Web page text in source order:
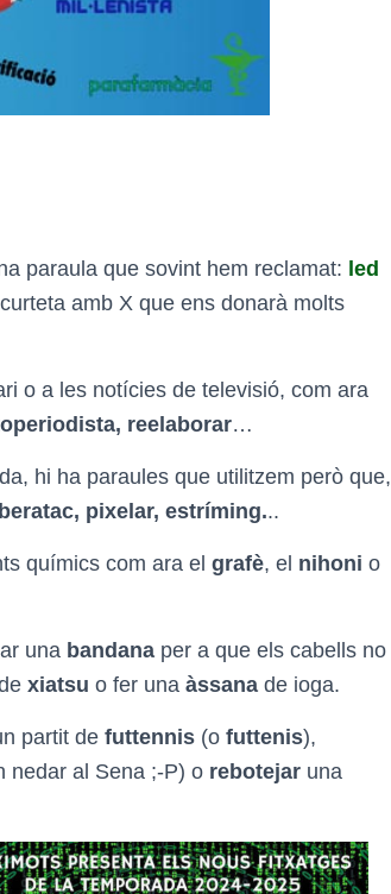
paraula que sovint hem reclamat: led
amb X que ens donarà molts
o a les notícies de televisió, com ara
reelaborar…
hi ha paraules que utilitzem però que,
pixelar, estríming...
químics com ara el grafè, el nihoni o
una bandana per a que els cabells no
xiatsu o fer una àssana de ioga.
partit de futtennis (o futtenis),
nedar al Sena ;-P) o rebotejar una